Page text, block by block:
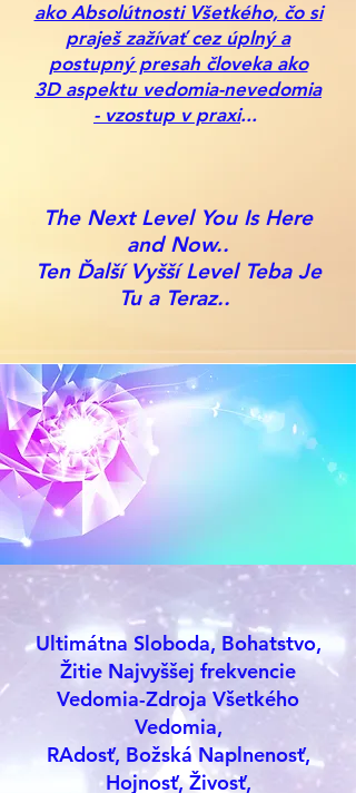
ako Absolútnosti Všetkého, čo si
praješ zažívať cez úplný a
postupný presah človeka ako
3D aspektu vedomia-nevedomia
- vzostup v praxi...
The Next Level You Is Here
and Now..
Ten Ďalší Vyšší Level Teba Je
Tu a Teraz..
Ultimátna Sloboda, Bohatstvo,
Žitie Najvyššej frekvencie
Vedomia-Zdroja Všetkého
Vedomia,
RAdosť, Božská Naplnenosť,
Hojnosť, Živosť,